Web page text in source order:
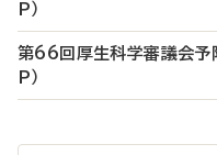
P）
第66回厚生科学審議会予
P）